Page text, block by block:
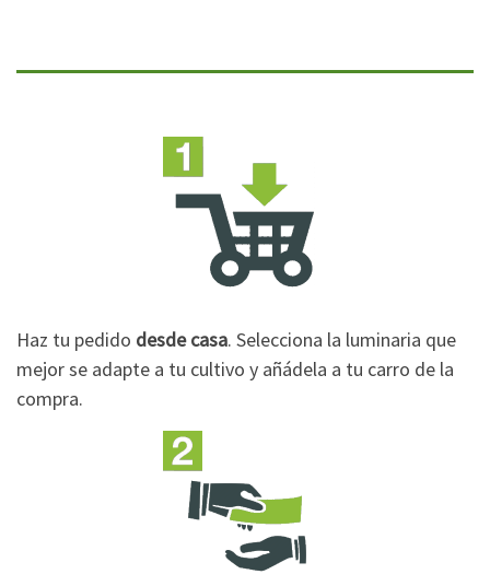
Haz tu pedido desde casa. Selecciona la luminaria que
mejor se adapte a tu cultivo y añádela a tu carro de la
compra.